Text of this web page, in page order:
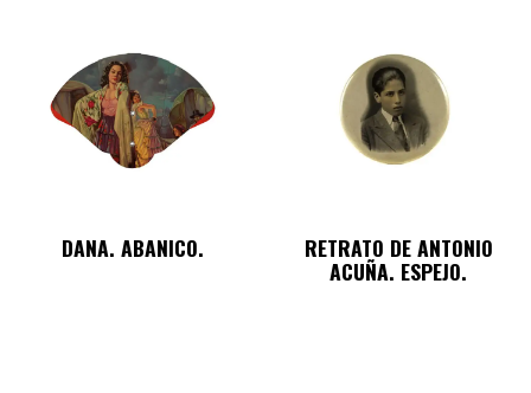
DANA. ABANICO. RETRATO DE ANTONIO
ACUÑA. ESPEJO.